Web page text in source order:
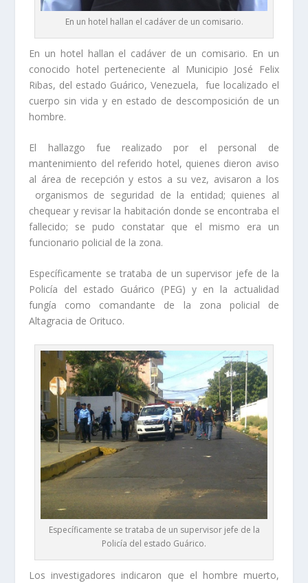
En un hotel hallan el cadáver de un comisario.
En un hotel hallan el cadáver de un comisario. En un
conocido hotel perteneciente al Municipio José Felix
Ribas, del estado Guárico, Venezuela, fue localizado el
cuerpo sin vida y en estado de descomposición de un
hombre.
El hallazgo fue realizado por el personal de
mantenimiento del referido hotel, quienes dieron aviso
al área de recepción y estos a su vez, avisaron a los
organismos de seguridad de la entidad; quienes al
chequear y revisar la habitación donde se encontraba el
fallecido; se pudo constatar que el mismo era un
funcionario policial de la zona.
Específicamente se trataba de un supervisor jefe de la
Policía del estado Guárico (PEG) y en la actualidad
fungía como comandante de la zona policial de
Altagracia de Orituco.
Específicamente se trataba de un supervisor jefe de la
Policía del estado Guárico.
Los investigadores indicaron que el hombre muerto,